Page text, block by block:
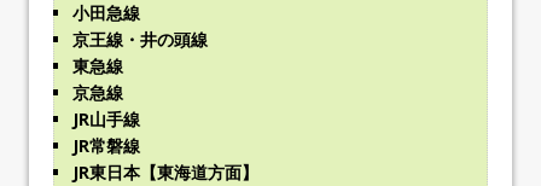
小田急線
京王線・井の頭線
東急線
京急線
JR山手線
JR常磐線
JR東日本【東海道方面】